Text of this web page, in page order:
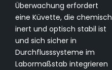
Überwachung erfordert
eine Küvette, die chemisch
inert und optisch stabil ist
und sich sicher in
Durchflusssysteme im
Labormaßstab integrieren